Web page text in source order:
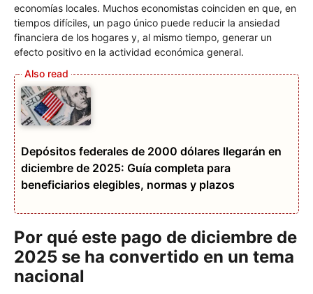
economías locales. Muchos economistas coinciden en que, en
tiempos difíciles, un pago único puede reducir la ansiedad
financiera de los hogares y, al mismo tiempo, generar un
efecto positivo en la actividad económica general.
Depósitos federales de 2000 dólares llegarán en
diciembre de 2025: Guía completa para
beneficiarios elegibles, normas y plazos
Por qué este pago de diciembre de
2025 se ha convertido en un tema
nacional